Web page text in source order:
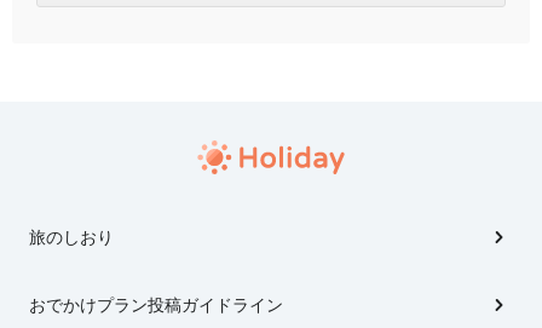
旅のしおり
おでかけプラン投稿ガイドライン